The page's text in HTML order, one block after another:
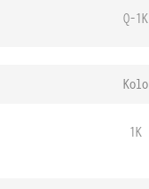
Q-1K
Kolo
1K